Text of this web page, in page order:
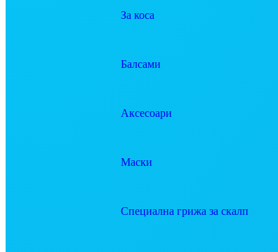
За коса
Балсами
Аксесоари
Маски
Специална грижа за скалп